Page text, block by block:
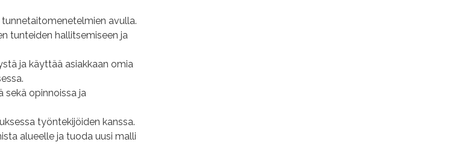
avulla.
tunteiden hallitsemiseen ja
ja käyttää asiakkaan omia
sekä opinnoissa ja
työntekijöiden kanssa.
alueelle ja tuoda uusi malli